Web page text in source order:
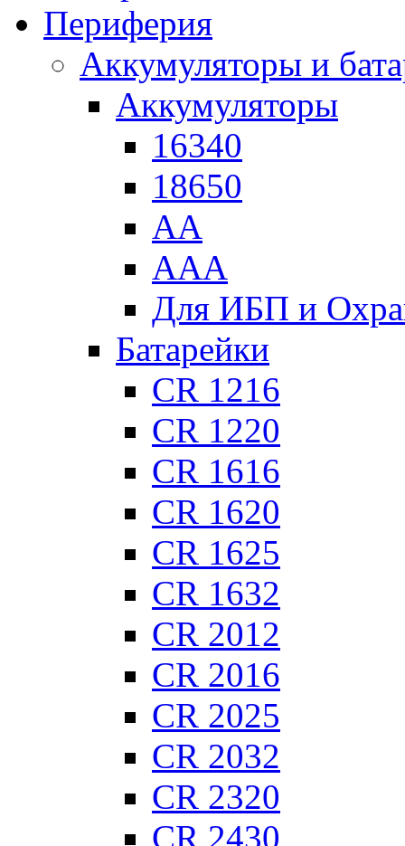
Периферия
Аккумуляторы и
Аккумуляторы
16340
18650
АА
ААА
Для ИБП и
Батарейки
CR 1216
CR 1220
CR 1616
CR 1620
CR 1625
CR 1632
CR 2012
CR 2016
CR 2025
CR 2032
CR 2320
CR 2430